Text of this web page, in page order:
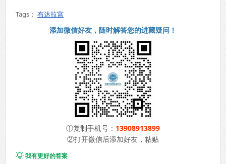
Tags： 布达拉宫
添加微信好友，随时解答您的进藏疑问！
①复制手机号： 13908913899
②打开微信后添加好友，粘贴
我有更好的答案